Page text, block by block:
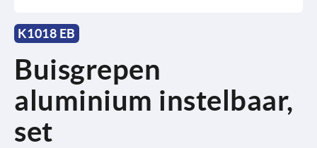
K1018 EB
Buisgrepen
aluminium instelbaar,
set